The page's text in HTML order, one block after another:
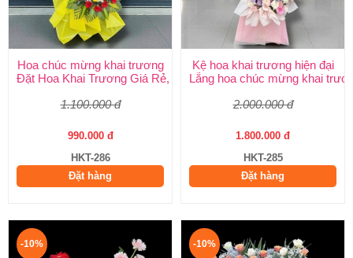
Hoa chúc mừng khai trương
Đặt Hoa Khai Trương Giá Rẻ, Đẹp Sang Trọng – Shop Hoa Khai
1.100.000 đ
990.000 đ
HKT-286
Đặt hàng
Kệ hoa khai trương hiện đại
Lẵng hoa chúc mừng khai
2.000.000 đ
1.800.000 đ
HKT-285
Đặt hàng
-10% -10%